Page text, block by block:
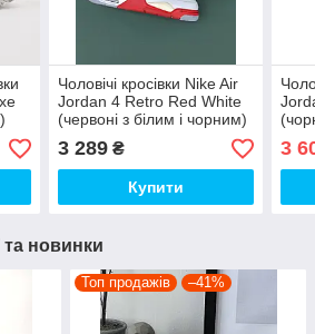
Чоловічі кросівки Nike Air
Jordan 4 Retro Red White
(червоні з білим і чорним)
яскраві модні демі кроси
7361 top
3 289₴
Купити
3
та новинки
Топ продажів –41%